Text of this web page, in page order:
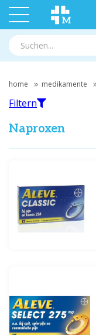
home medikamente
Nach Marke
Healthypharm(2)
Spezifikation
Filtern
Naproxen